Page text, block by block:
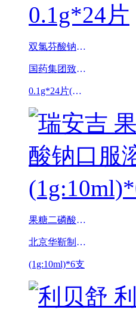
双氯芬酸钠缓释片
国药集团致君(深圳)坪山制药有限公司
0.1g*24片(迪根 )
果糖二磷酸钠口服溶液
北京华靳制药有限公司
(1g:10ml)*6支